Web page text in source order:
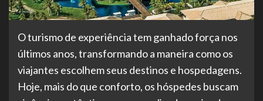
O turismo de experiência tem ganhado força nos
últimos anos, transformando a maneira como os
viajantes escolhem seus destinos e hospedagens.
Hoje, mais do que conforto, os hóspedes buscam